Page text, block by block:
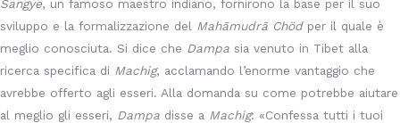
Sangye, un famoso maestro indiano, fornirono la base per il suo
sviluppo e la formalizzazione del Mahāmudrā Chödper il quale è
meglio conosciuta. Si dice che Dampa sia venuto in Tibet alla
ricerca specifica di Machig, acclamando l’enorme vantaggio che
avrebbe offerto agli esseri. Alla domanda su come potrebbe aiutare
al meglio gli esseri, Dampa disse a Machig: «Confessa tutti i tuoi